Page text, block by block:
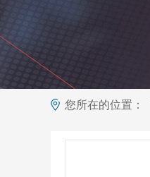
您所在的位置：